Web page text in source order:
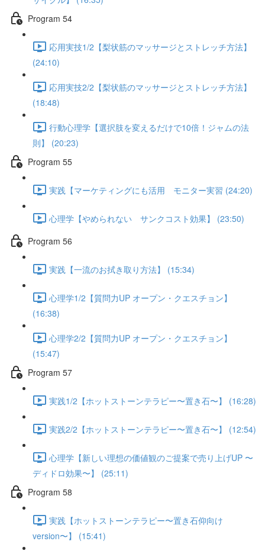
Program 54
応用実技1/2【梨状筋のマッサージとストレッチ方法】
(24:10)
応用実技2/2【梨状筋のマッサージとストレッチ方法】
(18:48)
行動心理学【選択肢を変えるだけで10倍！ジャムの法
則】 (20:23)
Program 55
実践【マーケティングにも活用 モニター実習 (24:20)
心理学【やめられない サンクコスト効果】 (23:50)
Program 56
実践【一流のお拭き取り方法】 (15:34)
心理学1/2【質問力UP オープン・クエスチョン】
(16:38)
心理学2/2【質問力UP オープン・クエスチョン】
(15:47)
Program 57
実践1/2【ホットストーンテラピー〜置き石〜】 (16:28)
実践2/2【ホットストーンテラピー〜置き石〜】 (12:54)
心理学【新しい理想の価値観のご提案で売り上げUP 〜
ディドロ効果〜】 (25:11)
Program 58
実践【ホットストーンテラピー〜置き石仰向け
version〜】 (15:41)